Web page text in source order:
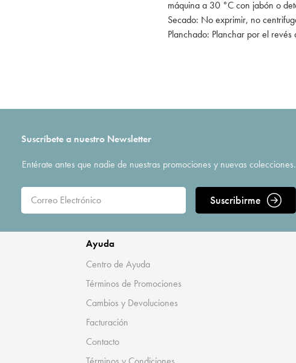
máquina a 30 °C con jabón o
Secado: No exprimir, no
Planchado: Planchar por el
Suscríbete a nuestro Newsletter
Entérate antes que nadie de nuestras promociones y nuevas colecciones.
Suscribirme
Ayuda
Centro de Ayuda
Términos de Promociones
Cambios y Devoluciones
Facturación
Contacto